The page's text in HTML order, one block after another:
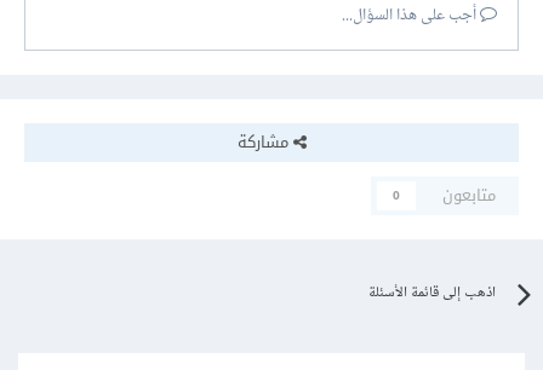
أجب على هذا السؤال...
مشاركة
متابعون
0
اذهب إلى قائمة الأسئلة